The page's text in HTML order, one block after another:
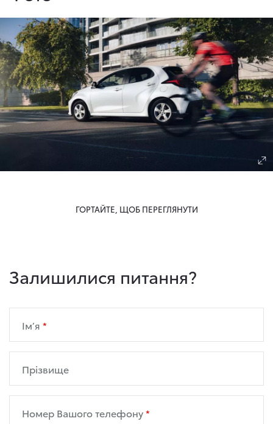
ГОРТАЙТЕ, ЩОБ ПЕРЕГЛЯНУТИ
Залишилися питання?
Ім’я
Прізвище
Номер Вашого телефону